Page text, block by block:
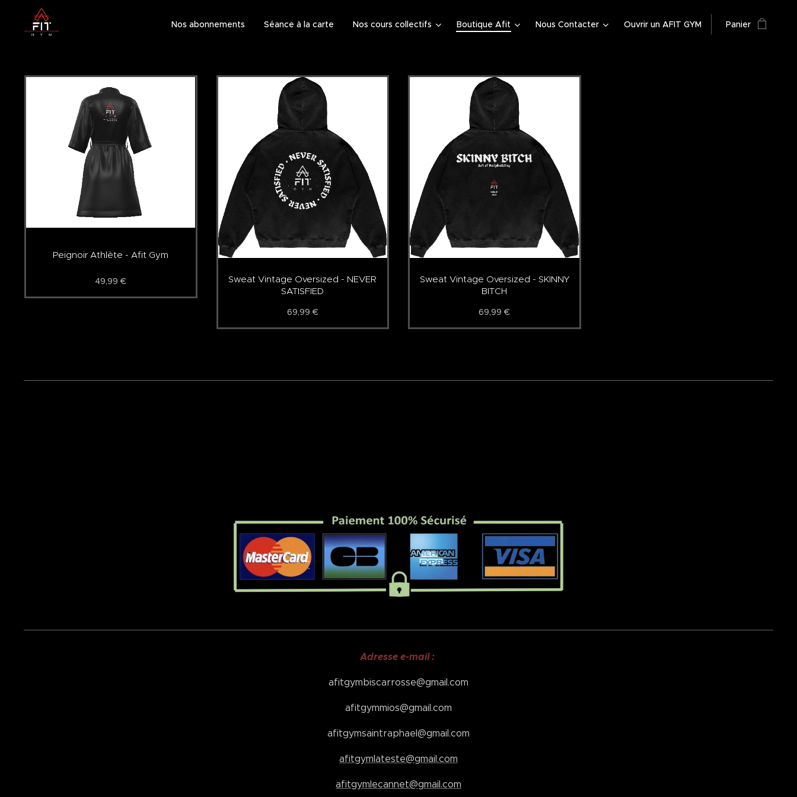
Nos abonnements Séance à la carte Nos cours collectifs Boutique Afit Nous Contacter Ouvrir un AFIT GYM Panier
Peignoir Athlète - Afit Gym
49,99 €
Sweat Vintage Oversized - NEVER
SATISFIED
69,99 €
Sweat Vintage Oversized - SKINNY
BITCH
69,99 €
Adresse e-mail :
afitgymbiscarrosse@gmail.com
afitgymmios@gmail.com
afitgymsaintraphael@gmail.com
afitgymlateste@gmail.com
afitgymlecannet@gmail.com